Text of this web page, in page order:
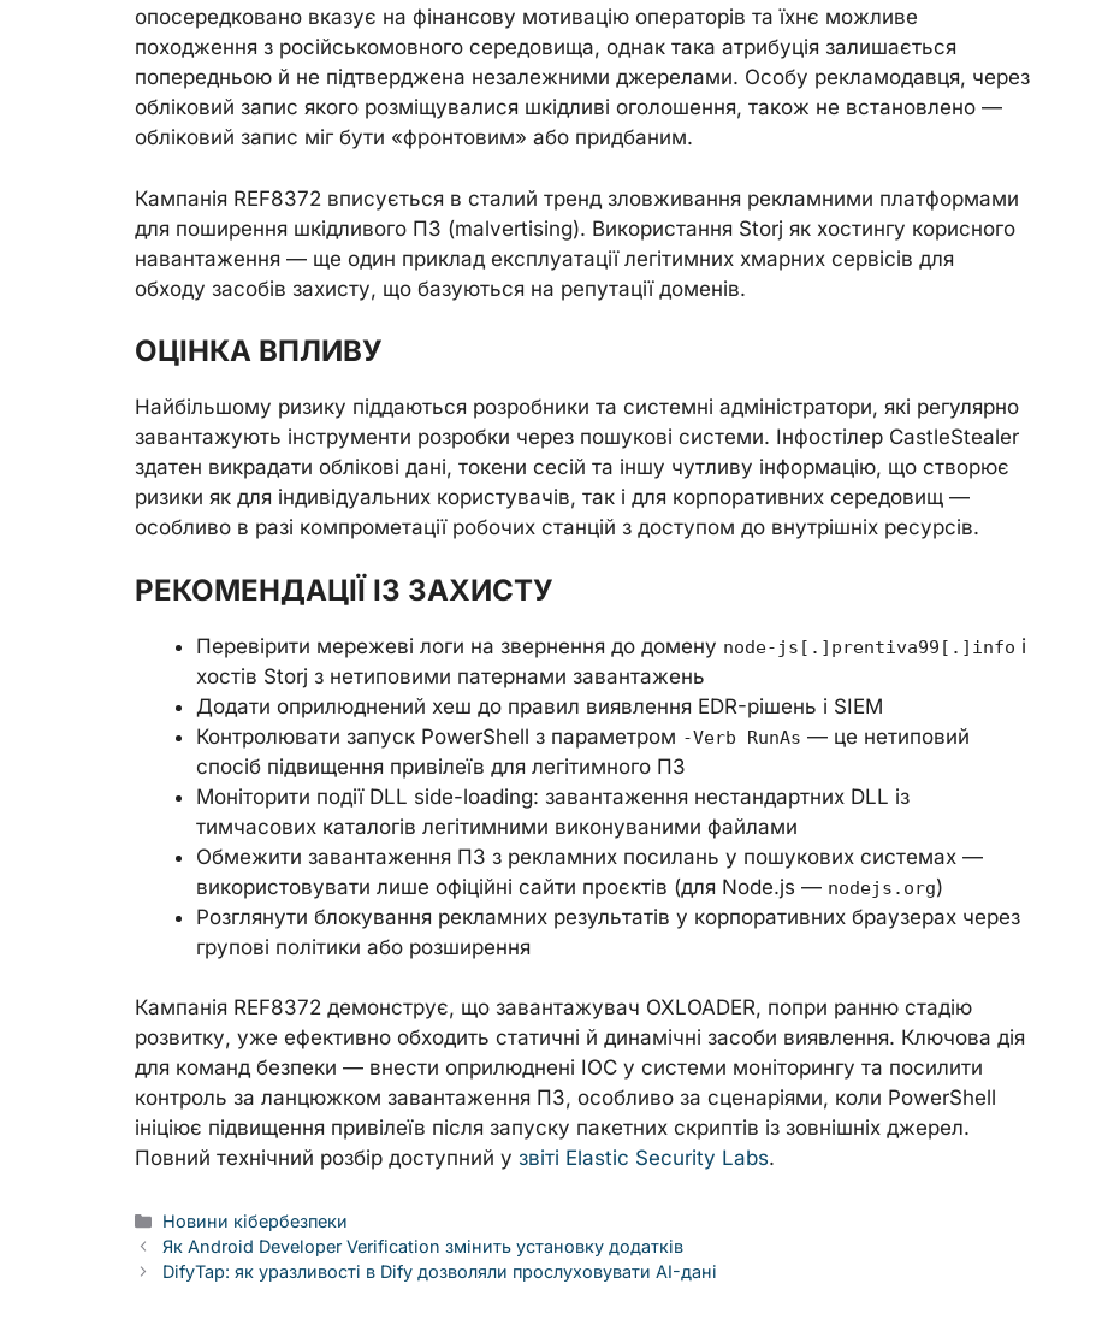
опосередковано вказує на фінансову мотивацію операторів та їхнє можливе
походження з російськомовного середовища, однак така атрибуція залишається
попередньою й не підтверджена незалежними джерелами. Особу рекламодавця, через
обліковий запис якого розміщувалися шкідливі оголошення, також не встановлено —
обліковий запис міг бути «фронтовим» або придбаним.
Кампанія REF8372 вписується в сталий тренд зловживання рекламними платформами
для поширення шкідливого ПЗ (malvertising). Використання Storj як хостингу корисного
навантаження — ще один приклад експлуатації легітимних хмарних сервісів для
обходу засобів захисту, що базуються на репутації доменів.
ОЦІНКА ВПЛИВУ
Найбільшому ризику піддаються розробники та системні адміністратори, які регулярно
завантажують інструменти розробки через пошукові системи. Інфостілер CastleStealer
здатен викрадати облікові дані, токени сесій та іншу чутливу інформацію, що створює
ризики як для індивідуальних користувачів, так і для корпоративних середовищ —
особливо в разі компрометації робочих станцій з доступом до внутрішніх ресурсів.
РЕКОМЕНДАЦІЇ ІЗ ЗАХИСТУ
Перевірити мережеві логи на звернення до домену node-js[.]prentiva99[.]info і
хостів Storj з нетиповими патернами завантажень
Додати оприлюднений хеш до правил виявлення EDR-рішень і SIEM
Контролювати запуск PowerShell з параметром -Verb RunAs — це нетиповий
спосіб підвищення привілеїв для легітимного ПЗ
Моніторити події DLL side-loading: завантаження нестандартних DLL із
тимчасових каталогів легітимними виконуваними файлами
Обмежити завантаження ПЗ з рекламних посилань у пошукових системах —
використовувати лише офіційні сайти проєктів (для Node.js — nodejs.org)
Розглянути блокування рекламних результатів у корпоративних браузерах через
групові політики або розширення
Кампанія REF8372 демонструє, що завантажувач OXLOADER, попри ранню стадію
розвитку, уже ефективно обходить статичні й динамічні засоби виявлення. Ключова дія
для команд безпеки — внести оприлюднені IOC у системи моніторингу та посилити
контроль за ланцюжком завантаження ПЗ, особливо за сценаріями, коли PowerShell
ініціює підвищення привілеїв після запуску пакетних скриптів із зовнішніх джерел.
Повний технічний розбір доступний у звіті Elastic Security Labs.
Categories
Новини кібербезпеки
Як Android Developer Verification змінить установку додатків
DifyTap: як уразливості в Dify дозволяли прослуховувати AI-дані